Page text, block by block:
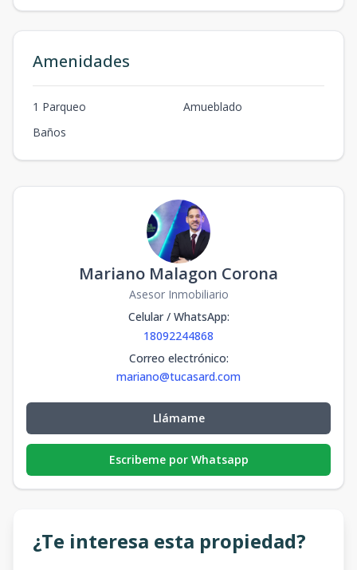
Amenidades
1 Parqueo
Amueblado
Baños
Mariano Malagon Corona
Asesor Inmobiliario
Celular / WhatsApp:
18092244868
Correo electrónico:
mariano@tucasard.com
Llámame
Escribeme por Whatsapp
¿Te interesa esta propiedad?